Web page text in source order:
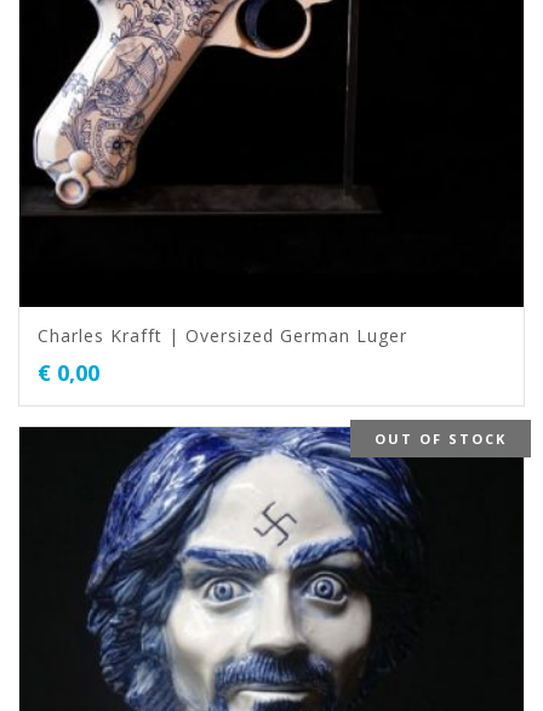
Charles Krafft | Oversized German Luger
€ 0,00
OUT OF STOCK